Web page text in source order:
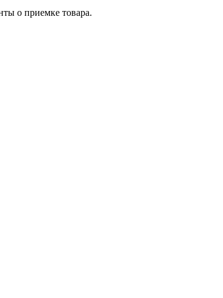
о приемке товара.